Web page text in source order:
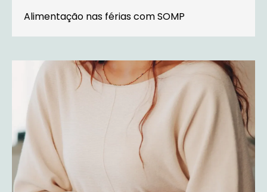
Alimentação nas férias com SOMP